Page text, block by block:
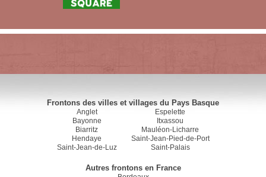
Frontons des villes et villages du Pays Basque
Anglet
Bayonne
Biarritz
Hendaye
Saint-Jean-de-Luz
Espelette
Itxassou
Mauléon-Licharre
Saint-Jean-Pied-de-Port
Saint-Palais
Autres frontons en France